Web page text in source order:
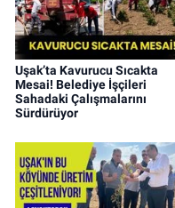
Uşak’ta Kavurucu Sıcakta
Mesai! Belediye İşçileri
Sahadaki Çalışmalarını
Sürdürüyor